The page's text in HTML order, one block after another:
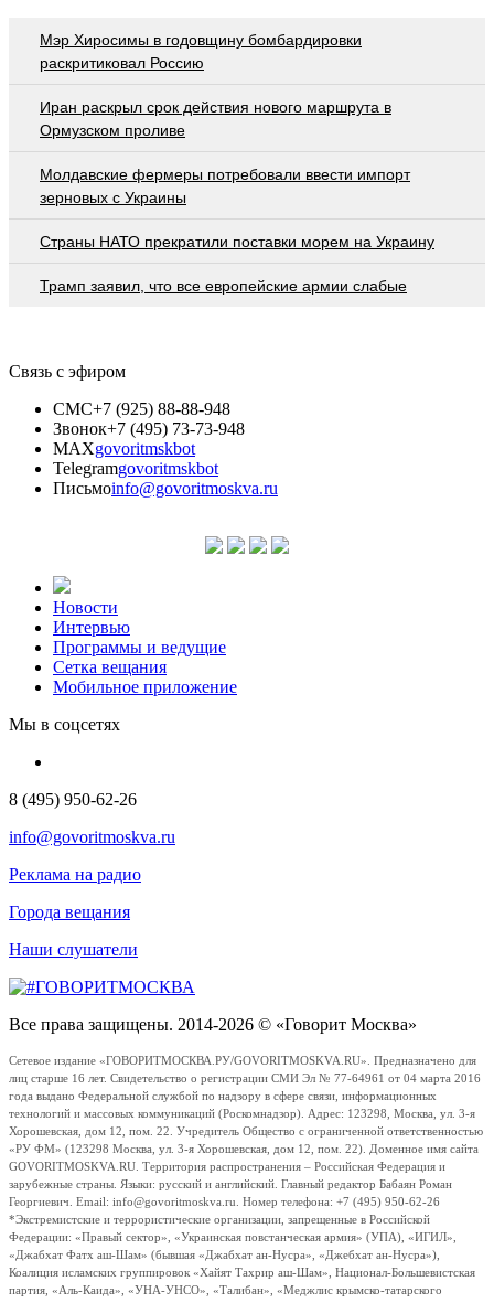
Мэр Хиросимы в годовщину бомбардировки
раскритиковал Россию
Иран раскрыл срок действия нового маршрута в
Ормузском проливе
Молдавские фермеры потребовали ввести импорт
зерновых с Украины
Страны НАТО прекратили поставки морем на Украину
Трамп заявил, что все европейские армии слабые
Связь с эфиром
СМС+7 (925) 88-88-948
Звонок+7 (495) 73-73-948
MAXgovoritmskbot
Telegramgovoritmskbot
Письмоinfo@govoritmoskva.ru
Новости
Интервью
Программы и ведущие
Сетка вещания
Мобильное приложение
Мы в соцсетях
8 (495) 950-62-26
info@govoritmoskva.ru
Реклама на радио
Города вещания
Наши слушатели
Все права защищены. 2014-2026 © «Говорит Москва»
Сетевое издание «ГОВОРИТМОСКВА.РУ/GOVORITMOSKVA.RU». Предназначено для
лиц старше 16 лет. Свидетельство о регистрации СМИ Эл № 77-64961 от 04 марта 2016
года выдано Федеральной службой по надзору в сфере связи, информационных
технологий и массовых коммуникаций (Роскомнадзор). Адрес: 123298, Москва, ул. 3-я
Хорошевская, дом 12, пом. 22. Учредитель Общество с ограниченной ответственностью
«РУ ФМ» (123298 Москва, ул. 3-я Хорошевская, дом 12, пом. 22). Доменное имя сайта
GOVORITMOSKVA.RU. Территория распространения – Российская Федерация и
зарубежные страны. Языки: русский и английский. Главный редактор Бабаян Роман
Георгиевич. Email: info@govoritmoskva.ru. Номер телефона: +7 (495) 950-62-26
*Экстремистские и террористические организации, запрещенные в Российской
Федерации: «Правый сектор», «Украинская повстанческая армия» (УПА), «ИГИЛ»,
«Джабхат Фатх аш-Шам» (бывшая «Джабхат ан-Нусра», «Джебхат ан-Нусра»),
Коалиция исламских группировок «Хайят Тахрир аш-Шам», Национал-Большевистская
партия, «Аль-Каида», «УНА-УНСО», «Талибан», «Меджлис крымско-татарского